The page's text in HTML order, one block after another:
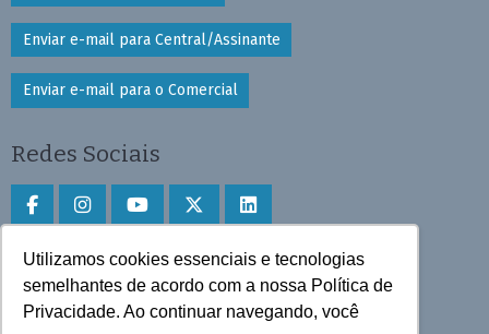
Utilizamos cookies essenciais e tecnologias
semelhantes de acordo com a nossa Política de
Privacidade. Ao continuar navegando, você
Enviar e-mail para Central/Assinante
Enviar e-mail para o Comercial
Redes Sociais
Faça download do aplicativo
Play Store e App Store